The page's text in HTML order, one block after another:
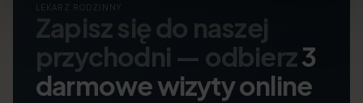
LEKARZ RODZINNY
Zapisz się do naszej
przychodni — odbierz3
darmowe wizyty online